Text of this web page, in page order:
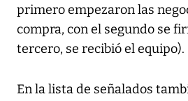
primero empezaron las
compra, con el segundo se
tercero, se recibió el equipo).
En la lista de señalados